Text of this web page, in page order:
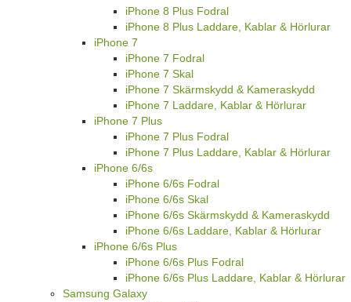
iPhone 8 Plus Fodral
iPhone 8 Plus Laddare, Kablar & Hörlurar
iPhone 7
iPhone 7 Fodral
iPhone 7 Skal
iPhone 7 Skärmskydd & Kameraskydd
iPhone 7 Laddare, Kablar & Hörlurar
iPhone 7 Plus
iPhone 7 Plus Fodral
iPhone 7 Plus Laddare, Kablar & Hörlurar
iPhone 6/6s
iPhone 6/6s Fodral
iPhone 6/6s Skal
iPhone 6/6s Skärmskydd & Kameraskydd
iPhone 6/6s Laddare, Kablar & Hörlurar
iPhone 6/6s Plus
iPhone 6/6s Plus Fodral
iPhone 6/6s Plus Laddare, Kablar & Hörlurar
Samsung Galaxy